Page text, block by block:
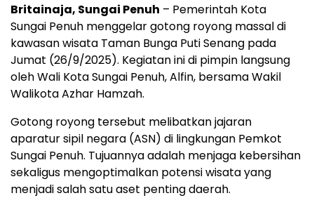
Britainaja, Sungai Penuh – Pemerintah Kota
Sungai Penuh menggelar gotong royong massal di
kawasan wisata Taman Bunga Puti Senang pada
Jumat (26/9/2025). Kegiatan ini di pimpin langsung
oleh Wali Kota Sungai Penuh, Alfin, bersama Wakil
Walikota Azhar Hamzah.
Gotong royong tersebut melibatkan jajaran
aparatur sipil negara (ASN) di lingkungan Pemkot
Sungai Penuh. Tujuannya adalah menjaga kebersihan
sekaligus mengoptimalkan potensi wisata yang
menjadi salah satu aset penting daerah.